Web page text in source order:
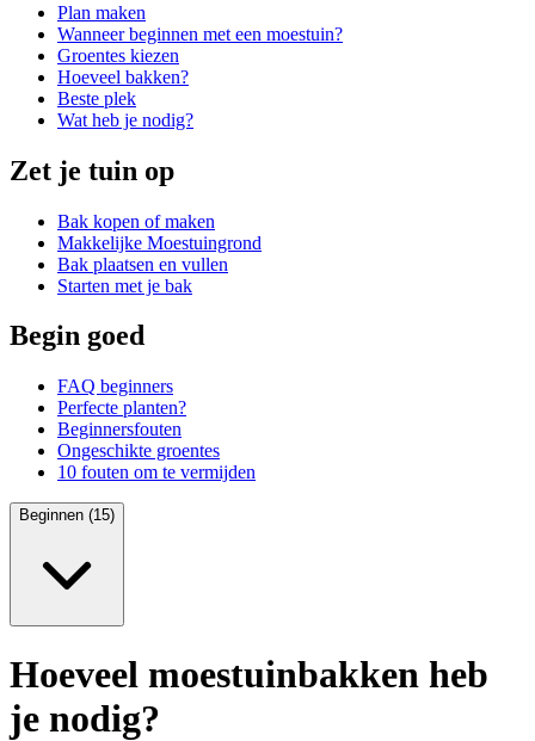
Plan maken
Wanneer beginnen met een moestuin?
Groentes kiezen
Hoeveel bakken?
Beste plek
Wat heb je nodig?
Zet je tuin op
Bak kopen of maken
Makkelijke Moestuingrond
Bak plaatsen en vullen
Starten met je bak
Begin goed
FAQ beginners
Perfecte planten?
Beginnersfouten
Ongeschikte groentes
10 fouten om te vermijden
Beginnen (15)
Hoeveel moestuinbakken heb
je nodig?